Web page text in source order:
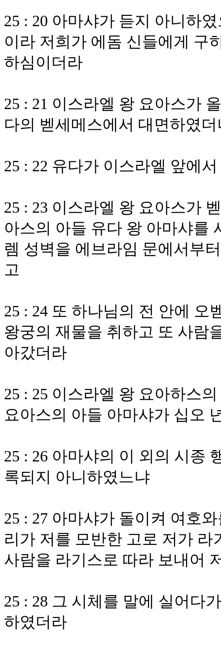
25 : 20 아마샤가 듣지 아니하
이라 저희가 에돔 신들에게 구
하심이더라
25 : 21 이스라엘 왕 요아스가
다의 벧세메스에서 대면하였더
25 : 22 유다가 이스라엘 앞에
25 : 23 이스라엘 왕 요아스가
아스의 아들 유다 왕 아마샤를
렘 성벽을 에브라임 문에서부
고
25 : 24 또 하나님의 전 안에 오
왕궁의 재물을 취하고 또 사람
아갔더라
25 : 25 이스라엘 왕 요아하스
요아스의 아들 아마샤가 십오
25 : 26 아마샤의 이 외의 시종
록되지 아니하였느냐
25 : 27 아마샤가 돌이켜 여호
리가 저를 모반한 고로 저가
사람을 라기스로 따라 보내어
25 : 28 그 시체를 말에 실어다
하였더라